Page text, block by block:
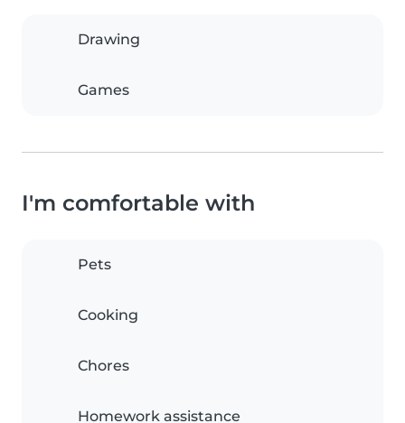
Drawing
Games
I'm comfortable with
Pets
Cooking
Chores
Homework assistance